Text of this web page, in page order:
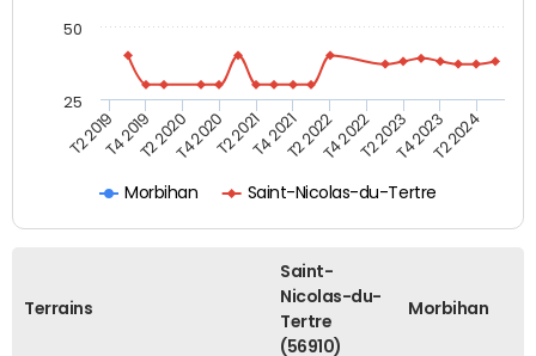
Morbihan Saint-Nicolas-du-Tertre
T2 2019T4 2019T2 2020T4 2020T2 2021T4 2021T2 2022T4 2022T2 2023T4 2023T2 2024
25
50
Terrains
Saint-
Nicolas-du-
Tertre
(56910)
Morbihan